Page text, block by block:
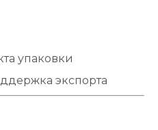
упаковки
экспорта